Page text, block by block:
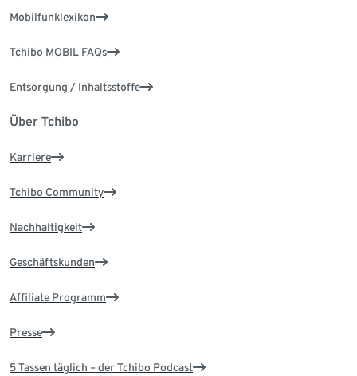
Mobilfunklexikon
Tchibo MOBIL FAQs
Entsorgung / Inhaltsstoffe
Über Tchibo
Karriere
Tchibo Community
Nachhaltigkeit
Geschäftskunden
Affiliate Programm
Presse
5 Tassen täglich – der Tchibo Podcast